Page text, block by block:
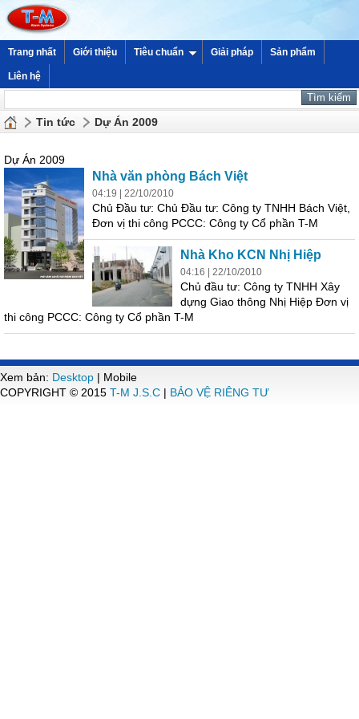
Trang nhất Giới thiệu Tiêu chuẩn Giải pháp Sản phẩm
Liên hệ
Tin tức Dự Án 2009
Dự Án 2009
Nhà văn phòng Bách Việt
04:19 | 22/10/2010
Chủ Đầu tư: Chủ Đầu tư: Công ty TNHH Bách Việt,
Đơn vị thi công PCCC: Công ty Cổ phần T-M
Nhà Kho KCN Nhị Hiệp
04:16 | 22/10/2010
Chủ đầu tư: Công ty TNHH Xây
dựng Giao thông Nhị Hiệp Đơn vị
thi công PCCC: Công ty Cổ phần T-M
Xem bản: Desktop | Mobile
COPYRIGHT © 2015 T-M J.S.C | BẢO VỆ RIÊNG TƯ